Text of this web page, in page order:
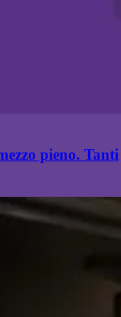
pieno. Tanti